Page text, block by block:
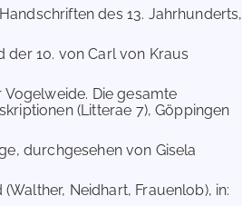
des 13. Jahrhunderts,
der 10. von Carl von Kraus
Vogelweide. Die gesamte
(Litterae 7), Göppingen
durchgesehen von Gisela
Neidhart, Frauenlob), in: